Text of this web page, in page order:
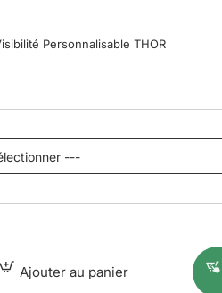
Personnalisable THOR
Ajouter au panier